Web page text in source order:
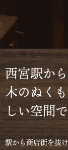
西宮駅か
木のぬく
しい空間
駅から商店街を抜